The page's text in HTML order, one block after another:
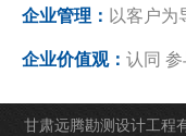
企业管理： 以客户为
企业价值观： 认同
甘肃远腾勘测设计工程